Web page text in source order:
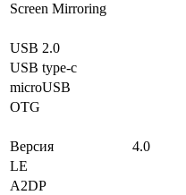
Screen Mirroring
USB 2.0
USB type-c
microUSB
OTG
Версия
4.0
LE
A2DP